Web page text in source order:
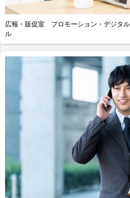
広報・販促室 プロモーション・デジタ
ル